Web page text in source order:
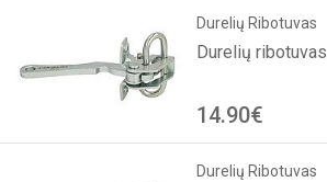
Durelių Ribotuvas
Durelių ribotuvas
14.90€
Durelių Ribotuvas